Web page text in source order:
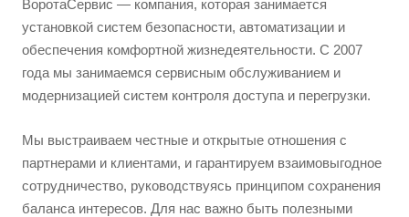
ВоротаСервис — компания, которая занимается
установкой систем безопасности, автоматизации и
обеспечения комфортной жизнедеятельности. С 2007
года мы занимаемся сервисным обслуживанием и
модернизацией систем контроля доступа и перегрузки.
Мы выстраиваем честные и открытые отношения с
партнерами и клиентами, и гарантируем взаимовыгодное
сотрудничество, руководствуясь принципом сохранения
баланса интересов. Для нас важно быть полезными